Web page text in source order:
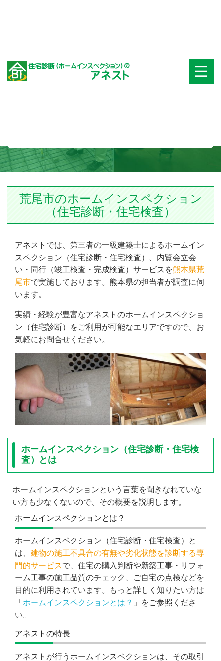
荒尾市のホームインスペクション
（住宅診断・住宅検査）
アネストでは、第三者の一級建築士によるホームイン
スペクション（住宅診断・住宅検査）、内覧会立会
い・同行（竣工検査・完成検査）サービスを熊本県荒
尾市で実施しております。熊本県の担当者が調査に伺
います。
実績・経験が豊富なアネストのホームインスペクショ
ン（住宅診断）をご利用が可能なエリアですので、お
気軽にお問合せください。
ホームインスペクション（住宅診断・住宅検
査）とは
ホームインスペクションという言葉を聞きなれていな
い方も少なくないので、その概要を説明します。
ホームインスペクションとは？
ホームインスペクション（住宅診断・住宅検査）と
は、 建物の施工不具合の有無や劣化状態を診断する専
門的サービスで、住宅の購入判断や新築工事・リフォ
ーム工事の施工品質のチェック、ご自宅の点検などを
目的に利用されています。もっと詳しく知りたい方は
「 ホームインスペクションとは？ 」をご参照くださ
い。
アネストの特長
アネストが行うホームインスペクションは、その取引